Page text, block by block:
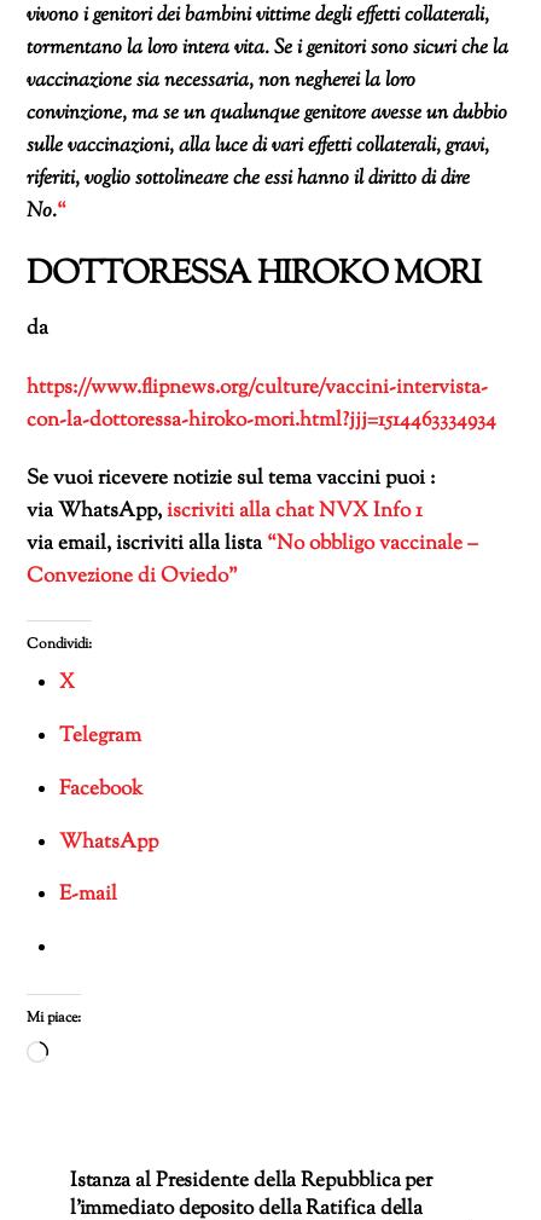
vivono i genitori dei bambini vittime degli effetti collaterali,
tormentano la loro intera vita. Se i genitori sono sicuri che la
vaccinazione sia necessaria, non negherei la loro
convinzione, ma se un qualunque genitore avesse un dubbio
sulle vaccinazioni, alla luce di vari effetti collaterali, gravi,
riferiti, voglio sottolineare che essi hanno il diritto di dire
No.“
DOTTORESSA HIROKO MORI
da
https://www.flipnews.org/culture/vaccini-intervista-
con-la-dottoressa-hiroko-mori.html?jjj=1514463334934
Se vuoi ricevere notizie sul tema vaccini puoi :
via WhatsApp,iscriviti alla chat NVX Info 1
via email, iscriviti alla lista “No obbligo vaccinale –
Convezione di Oviedo”
Condividi:
X
Telegram
Facebook
WhatsApp
E-mail
Mi piace:
Caricamento
Istanza al Presidente della Repubblica per
l’immediato deposito della Ratifica della